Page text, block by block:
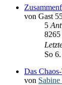
von Gast
5
8265
So
Das
von